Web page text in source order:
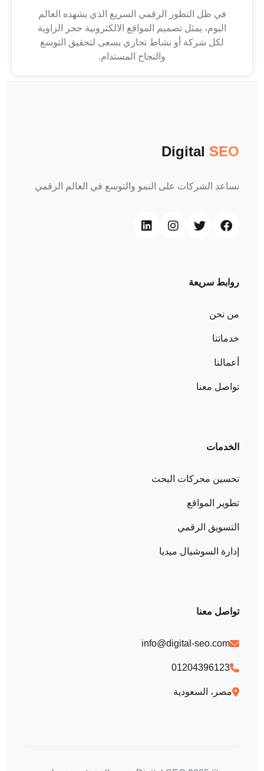
في ظل التطور الرقمي السريع الذي يشهده العالم
اليوم، يمثل تصميم المواقع الالكترونية حجر الزاوية
لكل شركة أو نشاط تجاري يسعى لتحقيق التوسع
والنجاح المستدام.
DigitalSEO
نساعد الشركات على النمو والتوسع في العالم الرقمي
روابط سريعة
من نحن
خدماتنا
أعمالنا
تواصل معنا
الخدمات
تحسين محركات البحث
تطوير المواقع
التسويق الرقمي
إدارة السوشيال ميديا
تواصل معنا
info@digital-seo.com
01204396123
مصر، السعودية